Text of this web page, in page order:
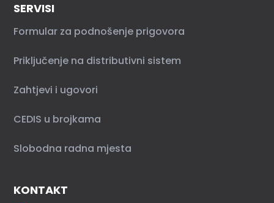
SERVISI
Formular za podnošenje prigovora
Priključenje na distributivni sistem
Zahtjevi i ugovori
CEDIS u brojkama
Slobodna radna mjesta
KONTAKT